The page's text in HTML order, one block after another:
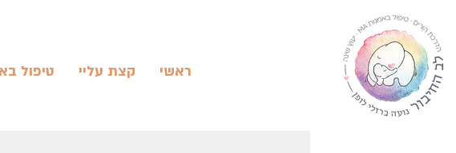
ראשי קצת עליי טיפול